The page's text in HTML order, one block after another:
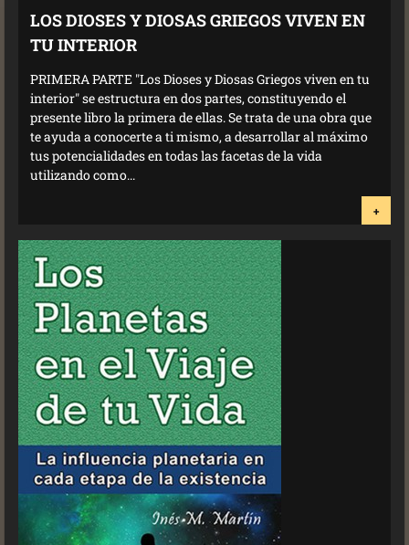
LOS DIOSES Y DIOSAS GRIEGOS VIVEN EN
TU INTERIOR
PRIMERA PARTE "Los Dioses y Diosas Griegos viven en tu
interior" se estructura en dos partes, constituyendo el
presente libro la primera de ellas. Se trata de una obra que
te ayuda a conocerte a ti mismo, a desarrollar al máximo
tus potencialidades en todas las facetas de la vida
utilizando como...
+